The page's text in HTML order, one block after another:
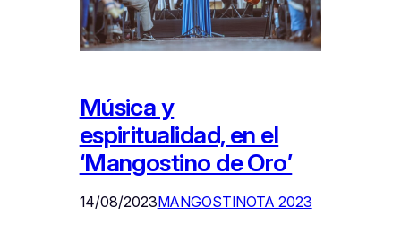
Música y
espiritualidad, en el
‘Mangostino de Oro’
14/08/2023MANGOSTINOTA 2023